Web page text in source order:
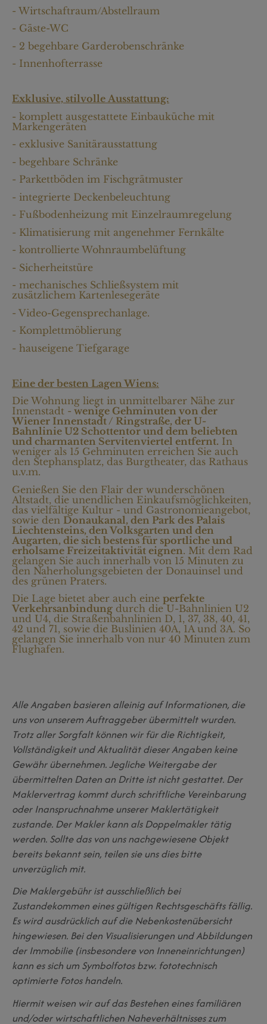
- Wirtschaftraum/Abstellraum
- Gäste-WC
- 2 begehbare Garderobenschränke
- Innenhofterrasse
Exklusive, stilvolle Ausstattung:
- komplett ausgestattete Einbauküche mit
Markengeräten
- exklusive Sanitärausstattung
- begehbare Schränke
- Parkettböden im Fischgrätmuster
- integrierte Deckenbeleuchtung
- Fußbodenheizung mit Einzelraumregelung
- Klimatisierung mit angenehmer Fernkälte
- kontrollierte Wohnraumbelüftung
- Sicherheitstüre
- mechanisches Schließsystem mit
zusätzlichem Kartenlesegeräte
- Video-Gegensprechanlage.
- Komplettmöblierung
- hauseigene Tiefgarage
Eine der besten Lagen Wiens:
Die Wohnung liegt in unmittelbarer Nähe zur
Innenstadt - wenige Gehminuten von der
Wiener Innenstadt / Ringstraße, der U-
Bahnlinie U2 Schottentor und dem beliebten
und charmanten Servitenviertel entfernt. In
weniger als 15 Gehminuten erreichen Sie auch
den Stephansplatz, das Burgtheater, das Rathaus
u.v.m.
Genießen Sie den Flair der wunderschönen
Altstadt, die unendlichen Einkaufsmöglichkeiten,
das vielfältige Kultur - und Gastronomieangebot,
sowie den Donaukanal, den Park des Palais
Liechtensteins, den Volksgarten und den
Augarten, die sich bestens für sportliche und
erholsame Freizeitaktivität eignen. Mit dem Rad
gelangen Sie auch innerhalb von 15 Minuten zu
den Naherholungsgebieten der Donauinsel und
des grünen Praters.
Die Lage bietet aber auch eine perfekte
Verkehrsanbindung durch die U-Bahnlinien U2
und U4, die Straßenbahnlinien D, 1, 37, 38, 40, 41,
42 und 71, sowie die Buslinien 40A, 1A und 3A. So
gelangen Sie innerhalb von nur 40 Minuten zum
Flughafen.
Alle Angaben basieren alleinig auf Informationen, die
uns von unserem Auftraggeber übermittelt wurden.
Trotz aller Sorgfalt können wir für die Richtigkeit,
Vollständigkeit und Aktualität dieser Angaben keine
Gewähr übernehmen. Jegliche Weitergabe der
übermittelten Daten an Dritte ist nicht gestattet. Der
Maklervertrag kommt durch schriftliche Vereinbarung
oder Inanspruchnahme unserer Maklertätigkeit
zustande. Der Makler kann als Doppelmakler tätig
werden. Sollte das von uns nachgewiesene Objekt
bereits bekannt sein, teilen sie uns dies bitte
unverzüglich mit.
Die Maklergebühr ist ausschließlich bei
Zustandekommen eines gültigen Rechtsgeschäfts fällig.
Es wird ausdrücklich auf die Nebenkostenübersicht
hingewiesen. Bei den Visualisierungen und Abbildungen
der Immobilie (insbesondere von Inneneinrichtungen)
kann es sich um Symbolfotos bzw. fototechnisch
optimierte Fotos handeln.
Hiermit weisen wir auf das Bestehen eines familiären
und/oder wirtschaftlichen Naheverhältnisses zum